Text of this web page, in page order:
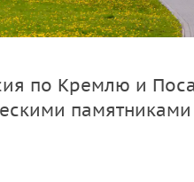
по Кремлю и